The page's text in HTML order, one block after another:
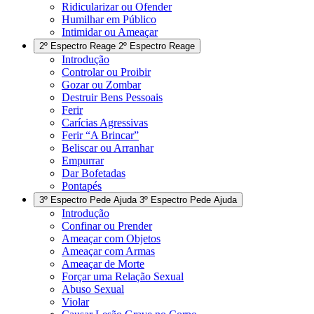
Ridicularizar ou Ofender
Humilhar em Público
Intimidar ou Ameaçar
2º Espectro Reage 2º Espectro Reage
Introdução
Controlar ou Proibir
Gozar ou Zombar
Destruir Bens Pessoais
Ferir
Carícias Agressivas
Ferir “A Brincar”
Beliscar ou Arranhar
Empurrar
Dar Bofetadas
Pontapés
3º Espectro Pede Ajuda 3º Espectro Pede Ajuda
Introdução
Confinar ou Prender
Ameaçar com Objetos
Ameaçar com Armas
Ameaçar de Morte
Forçar uma Relação Sexual
Abuso Sexual
Violar